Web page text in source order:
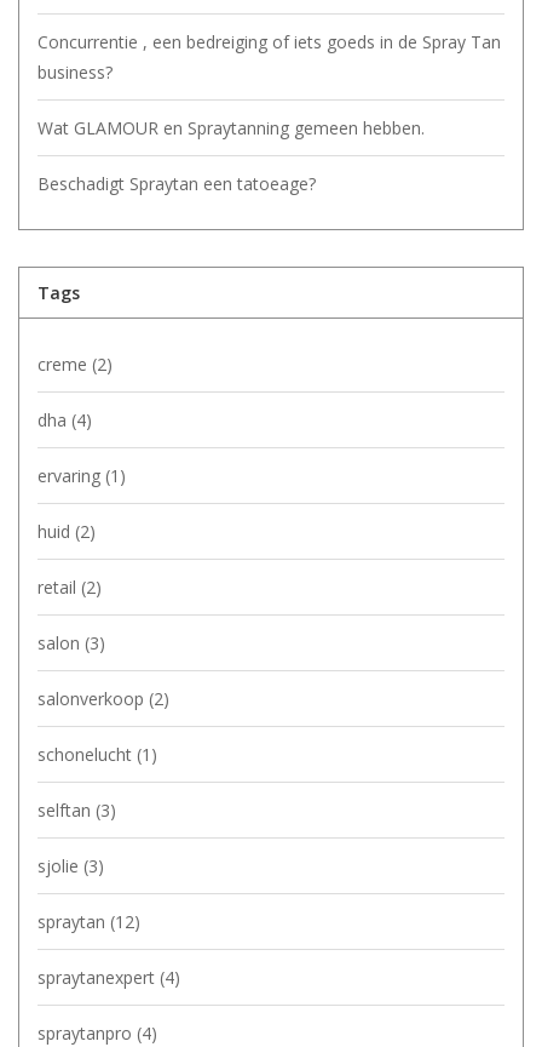
Concurrentie , een bedreiging of iets goeds in de Spray Tan
business?
Wat GLAMOUR en Spraytanning gemeen hebben.
Beschadigt Spraytan een tatoeage?
Tags
creme (2)
dha (4)
ervaring (1)
huid (2)
retail (2)
salon (3)
salonverkoop (2)
schonelucht (1)
selftan (3)
sjolie (3)
spraytan (12)
spraytanexpert (4)
spraytanpro (4)